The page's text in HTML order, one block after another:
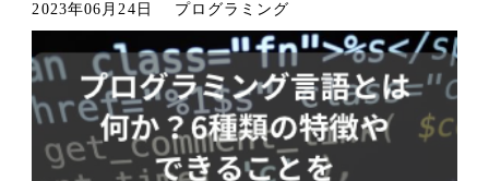
2023年06月24日 プログラミング